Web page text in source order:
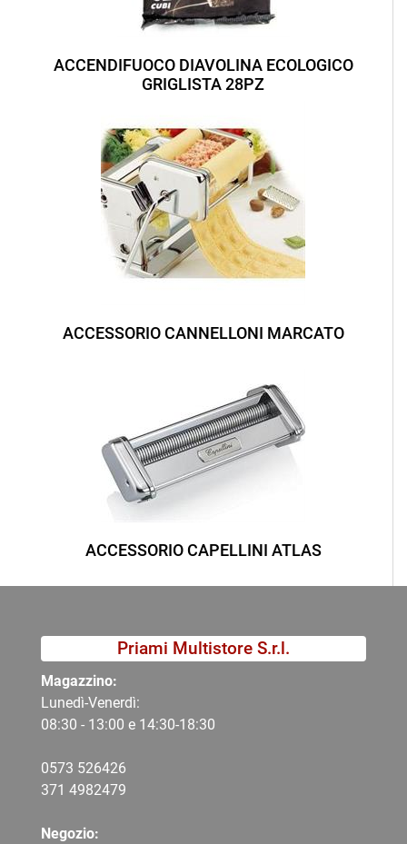
ACCENDIFUOCO DIAVOLINA ECOLOGICO
GRIGLISTA 28PZ
ACCESSORIO CANNELLONI MARCATO
ACCESSORIO CAPELLINI ATLAS
Priami Multistore S.r.l.
Magazzino:
Lunedì-Venerdì:
08:30 - 13:00 e 14:30-18:30
0573 526426
371 4982479
Negozio: